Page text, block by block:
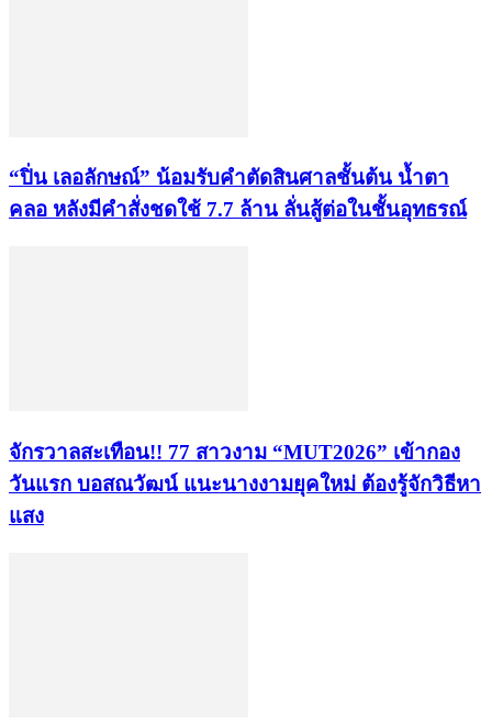
“ปิ่น เลอลักษณ์” น้อมรับคำตัดสินศาลชั้นต้น น้ำตา
คลอ หลังมีคำสั่งชดใช้ 7.7 ล้าน ลั่นสู้ต่อในชั้นอุทธรณ์
จักรวาลสะเทือน!! 77 สาวงาม “MUT2026” เข้ากอง
วันแรก บอสณวัฒน์ แนะนางงามยุคใหม่ ต้องรู้จักวิธีหา
แสง